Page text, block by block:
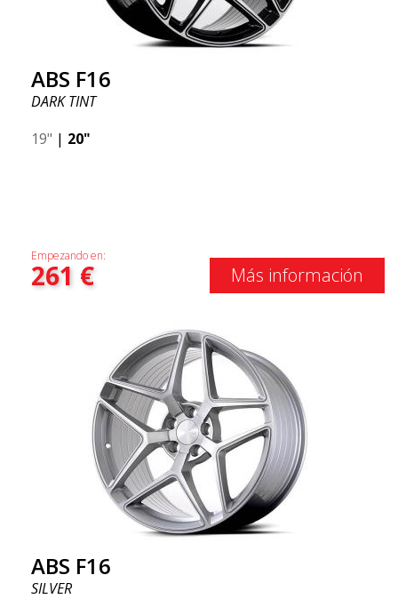
ABS F16
DARK TINT
19" | 20"
Empezando en:
261 € Más información
ABS F16
SILVER